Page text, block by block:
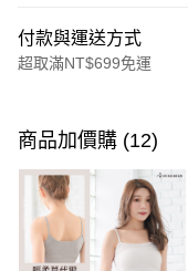
付款與運送方式
超取滿NT$699免運
信用卡一次付款
超商取貨付款
LINE Pay
Apple Pay
商品加價購 (12)